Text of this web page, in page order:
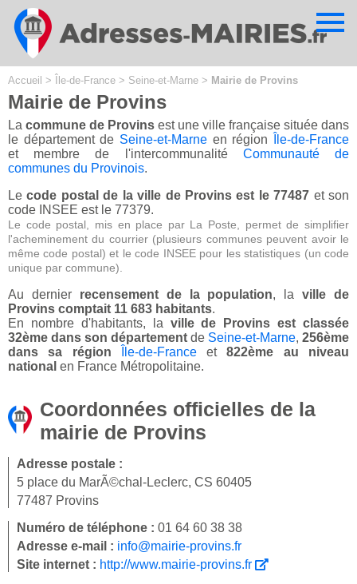
Accueil > Île-de-France > Seine-et-Marne > Mairie de Provins
Mairie de Provins
La commune de Provins est une ville française située dans
le département de Seine-et-Marne en région
Île-de-France
et membre de l'intercommunalité Communauté de
communes du Provinois.
Lecode postal de la ville de Provins est le 77487 et son
code INSEE est le 77379.
Le code postal, mis en place par La Poste, permet de simplifier
l'acheminement du courrier (plusieurs communes peuvent avoir le
même code postal) et le code INSEE pour les statistiques (un code
unique par commune).
Au dernier recensement de la population, laville de
Provins comptait 11 683 habitants.
En nombre d'habitants, la ville de Provins est classée
32ème dans son département de Seine-et-Marne, 256ème
dans sa région
Île-de-Franceet822ème au niveau
national en France Métropolitaine.
Coordonnées officielles de la
mairie de Provins
Adresse postale :
5 place du MarÃ©chal-Leclerc, CS 60405
77487 Provins
Numéro de téléphone : 01 64 60 38 38
Adresse e-mail : info@mairie-provins.fr
Site internet : http://www.mairie-provins.fr
Cookies management panel